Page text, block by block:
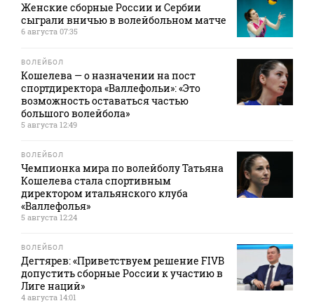
Женские сборные России и Сербии
сыграли вничью в волейбольном матче
6 августа 07:35
ВОЛЕЙБОЛ
Кошелева — о назначении на пост
спортдиректора «Валлефольи»: «Это
возможность оставаться частью
большого волейбола»
5 августа 12:49
ВОЛЕЙБОЛ
Чемпионка мира по волейболу Татьяна
Кошелева стала спортивным
директором итальянского клуба
«Валлефолья»
5 августа 12:24
ВОЛЕЙБОЛ
Дегтярев: «Приветствуем решение FIVB
допустить сборные России к участию в
Лиге наций»
4 августа 14:01